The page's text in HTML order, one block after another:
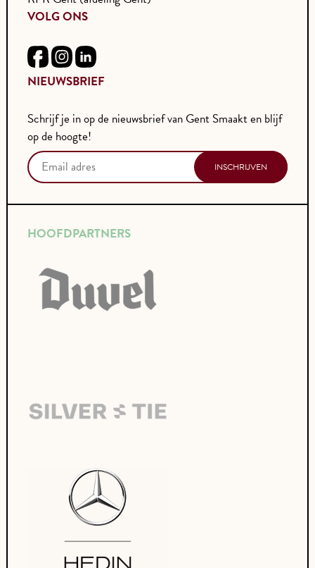
VOLG ONS
NIEUWSBRIEF
Schrijf je in op de nieuwsbrief van Gent Smaakt en blijf
op de hoogte!
HOOFDPARTNERS